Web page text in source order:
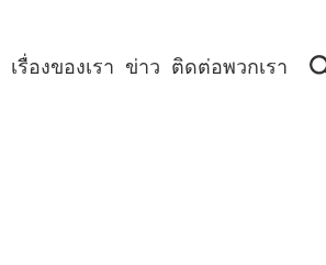
เรื่องของเรา ข่าว ติดต่อพวกเรา